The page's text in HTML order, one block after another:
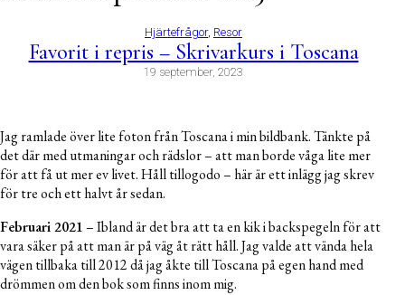
Hjärtefrågor, Resor
Favorit i repris – Skrivarkurs i Toscana
19 september, 2023
Jag ramlade över lite foton från Toscana i min bildbank. Tänkte på
det där med utmaningar och rädslor – att man borde våga lite mer
för att få ut mer ev livet. Håll tillogodo – här är ett inlägg jag skrev
för tre och ett halvt år sedan.
Februari 2021– Ibland är det bra att ta en kik i backspegeln för att
vara säker på att man är på väg åt rätt håll. Jag valde att vända hela
vägen tillbaka till 2012 då jag åkte till Toscana på egen hand med
drömmen om den bok som finns inom mig.